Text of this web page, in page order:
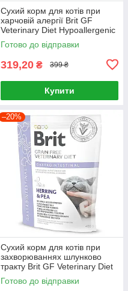
Сухий корм для котів при
харчовій алергії Brit GF
Veterinary Diet Hypoallergenic
(лосось) 400 г
Готово до відправки
319,20 ₴ 399 ₴
Купити
–20%
Сухий корм для котів при
захворюваннях шлунково
тракту Brit GF Veterinary Diet
Gastrointestinal
(оселедець) 400 г
Готово до відправки